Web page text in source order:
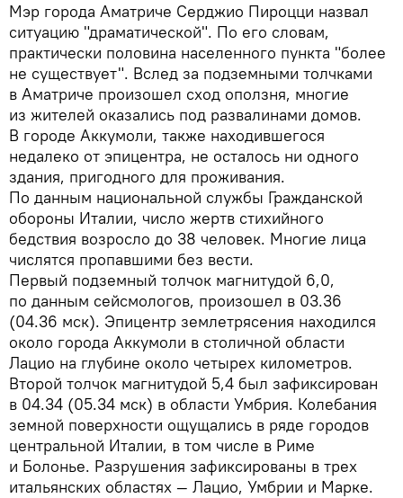
Мэр города Аматриче Серджио Пироцци назвал
ситуацию "драматической". По его словам,
практически половина населенного пункта "более
не существует". Вслед за подземными толчками
в Аматриче произошел сход оползня, многие
из жителей оказались под развалинами домов.
В городе Аккумоли, также находившегося
недалеко от эпицентра, не осталось ни одного
здания, пригодного для проживания.
По данным национальной службы Гражданской
обороны Италии, число жертв стихийного
бедствия возросло до 38 человек. Многие лица
числятся пропавшими без вести.
Первый подземный толчок магнитудой 6,0,
по данным сейсмологов, произошел в 03.36
(04.36 мск). Эпицентр землетрясения находился
около города Аккумоли в столичной области
Лацио на глубине около четырех километров.
Второй толчок магнитудой 5,4 был зафиксирован
в 04.34 (05.34 мск) в области Умбрия. Колебания
земной поверхности ощущались в ряде городов
центральной Италии, в том числе в Риме
и Болонье. Разрушения зафиксированы в трех
итальянских областях — Лацио, Умбрии и Марке.